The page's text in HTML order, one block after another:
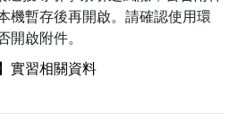
機暫存後再開啟。請確認使用環
啟附件。
實習相關資料